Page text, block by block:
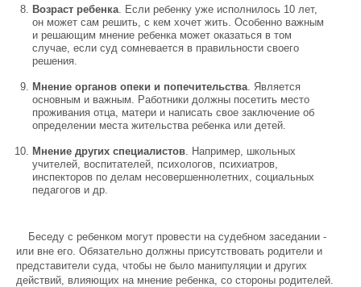
Возраст ребенка. Если ребенку уже исполнилось 10 лет,
он может сам решить, с кем хочет жить. Особенно важным
и решающим мнение ребенка может оказаться в том
случае, если суд сомневается в правильности своего
решения.
Мнение органов опеки и попечительства. Является
основным и важным. Работники должны посетить место
проживания отца, матери и написать свое заключение об
определении места жительства ребенка или детей.
Мнение других специалистов. Например, школьных
учителей, воспитателей, психологов, психиатров,
инспекторов по делам несовершеннолетних, социальных
педагогов и др.
Беседу с ребенком могут провести на судебном заседании -
или вне его. Обязательно должны присутствовать родители и
представители суда, чтобы не было манипуляции и других
действий, влияющих на мнение ребенка, со стороны родителей.